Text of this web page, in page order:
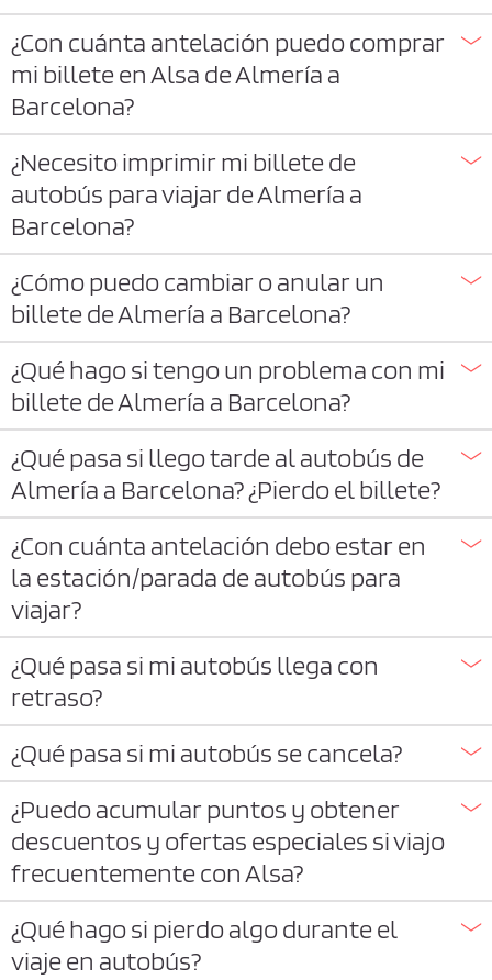
¿Con cuánta antelación puedo comprar
mi billete en Alsa de Almería a
Barcelona?
¿Necesito imprimir mi billete de
autobús para viajar de Almería a
Barcelona?
¿Cómo puedo cambiar o anular un
billete de Almería a Barcelona?
¿Qué hago si tengo un problema con mi
billete de Almería a Barcelona?
¿Qué pasa si llego tarde al autobús de
Almería a Barcelona? ¿Pierdo el billete?
¿Con cuánta antelación debo estar en
la estación/parada de autobús para
viajar?
¿Qué pasa si mi autobús llega con
retraso?
¿Qué pasa si mi autobús se cancela?
¿Puedo acumular puntos y obtener
descuentos y ofertas especiales si viajo
frecuentemente con Alsa?
¿Qué hago si pierdo algo durante el
viaje en autobús?